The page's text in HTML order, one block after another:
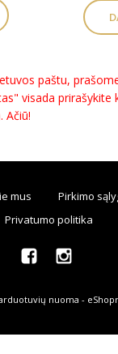
paštu,
visada prirašykite
Ačiū!
mus
Pirkimo
Privatumo politika
nuoma -